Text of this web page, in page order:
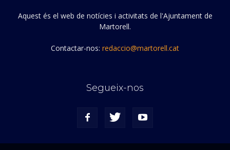
Aquest és el web de notícies i activitats de l'Ajuntament de
Martorell.
Contactar-nos: redaccio@martorell.cat
Segueix-nos